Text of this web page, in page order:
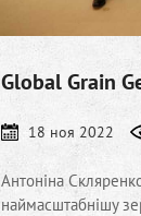
Global Grain
18 ноя 2022
Антоніна
наймасштабнішу